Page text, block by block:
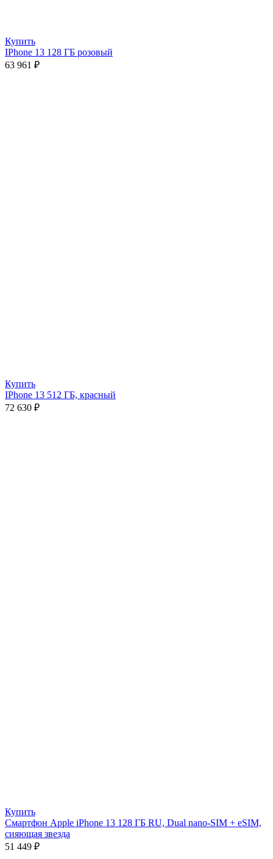
Купить
IPhone 13 128 ГБ розовый
63 961 ₽
Купить
IPhone 13 512 ГБ, красный
72 630 ₽
Купить
Смартфон Apple iPhone 13 128 ГБ RU, Dual nano-SIM + eSIM,
сияющая звезда
51 449 ₽